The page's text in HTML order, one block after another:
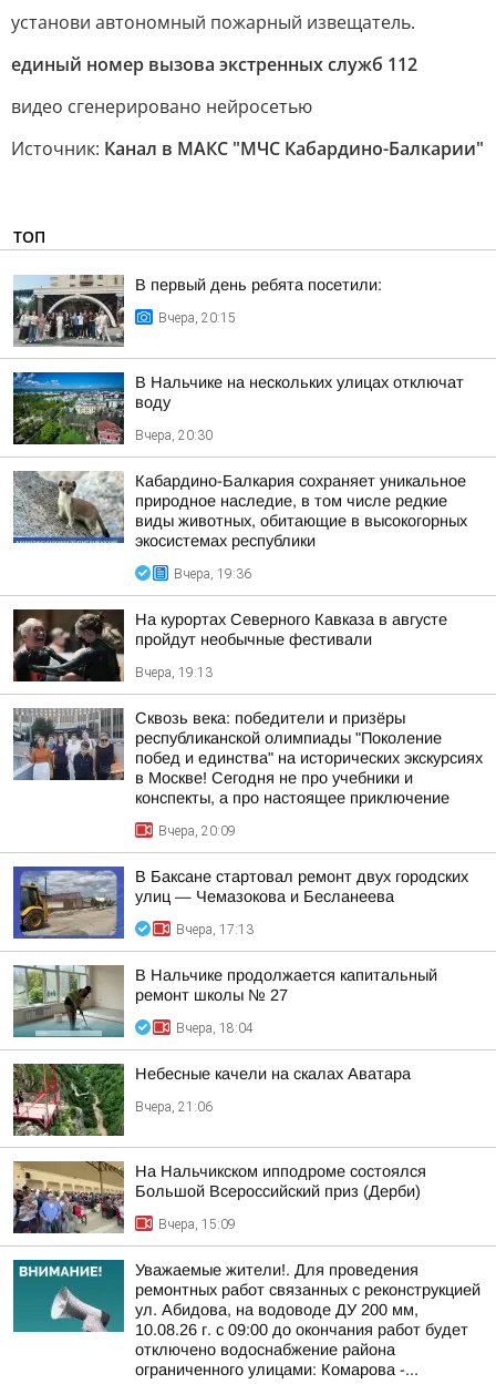
установи автономный пожарный извещатель.
единый номер вызова экстренных служб 112
видео сгенерировано нейросетью
Источник: Канал в МАКС "МЧС Кабардино-Балкарии"
ТОП
В первый день ребята посетили:
Вчера, 20:15
В Нальчике на нескольких улицах отключат
воду
Вчера, 20:30
Кабардино-Балкария сохраняет уникальное
природное наследие, в том числе редкие
виды животных, обитающие в высокогорных
экосистемах республики
Вчера, 19:36
На курортах Северного Кавказа в августе
пройдут необычные фестивали
Вчера, 19:13
Сквозь века: победители и призёры
республиканской олимпиады "Поколение
побед и единства" на исторических экскурсиях
в Москве! Сегодня не про учебники и
конспекты, а про настоящее приключение
Вчера, 20:09
В Баксане стартовал ремонт двух городских
улиц — Чемазокова и Бесланеева
Вчера, 17:13
В Нальчике продолжается капитальный
ремонт школы № 27
Вчера, 18:04
Небесные качели на скалах Аватара
Вчера, 21:06
На Нальчикском ипподроме состоялся
Большой Всероссийский приз (Дерби)
Вчера, 15:09
Уважаемые жители!. Для проведения
ремонтных работ связанных с реконструкцией
ул. Абидова, на водоводе ДУ 200 мм,
10.08.26 г. с 09:00 до окончания работ будет
отключено водоснабжение района
ограниченного улицами: Комарова -...